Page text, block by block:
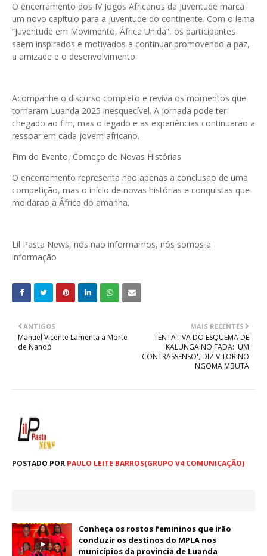
O encerramento dos IV Jogos Africanos da Juventude marca
um novo capítulo para a juventude do continente. Com o lema
“Juventude em Movimento, África Unida”, os participantes
saem inspirados e motivados a continuar promovendo a paz,
a amizade e o desenvolvimento.
Acompanhe o discurso completo e reviva os momentos que
tornaram Luanda 2025 inesquecível. A jornada pode ter
chegado ao fim, mas o legado e as experiências continuarão a
ressoar em cada jovem africano.
Fim do Evento, Começo de Novas Histórias
O encerramento representa não apenas a conclusão de uma
competição, mas o início de novas histórias e conquistas que
moldarão a África do amanhã.
Lil Pasta News, nós não informamos, nós somos a
informação
MAIS RECENTES
TENTATIVA DO ESQUEMA DE
KALUNGA NO FADA: 'UM
CONTRASSENSO', DIZ VITORINO
NGOMA MBUTA
ANTIGOS
Manuel Vicente Lamenta a Morte
de Nandó
POSTADO POR PAULO LEITE BARROS(GRUPO V4 COMUNICAÇÃO)
Conheça os rostos femininos que irão
conduzir os destinos do MPLA nos
municípios da província de Luanda